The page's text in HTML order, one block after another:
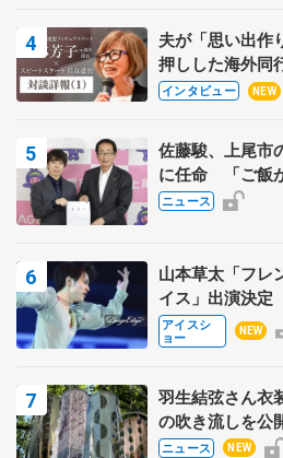
夫が「思い出作
押しした海外同
まで… 繁華街
に 小林芳子さ
るスケート人生
インタビュー NEW
佐藤駿、上尾市
に任命 「ご飯
く、住みやすい
ニュース
山本草太「フレ
イス」出演決
（金）2公演の
香さんプロデュ
アイスシ
ョー
NEW
羽生結弦さん衣
の吹き流しを
「春よ、来い」
ニュース NEW